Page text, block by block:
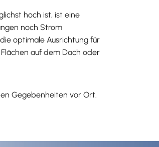
hoch ist, ist eine
noch Strom
optimale Ausrichtung für
auf dem Dach oder
Gegebenheiten vor Ort.